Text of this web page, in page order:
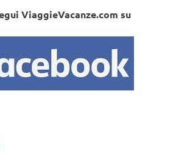
ViaggieVacanze.com su